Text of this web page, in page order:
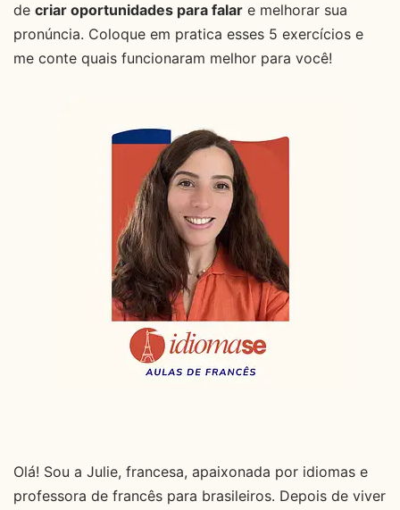
de criar oportunidades para falar e melhorar sua
pronúncia. Coloque em pratica esses 5 exercícios e
me conte quais funcionaram melhor para você!
Olá! Sou a Julie, francesa, apaixonada por idiomas e
professora de francês para brasileiros. Depois de viver